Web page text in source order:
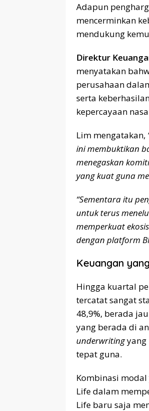
Adapun
mencerminkan
mendukung
Direktur
menyatakan
perusahaan
serta
kepercayaan
Lim mengatakan,
ini membuktikan
menegaskan
yang kuat guna
“Sementara itu
untuk terus
memperkuat
dengan platform
Keuangan
Hingga kuartal
tercatat sangat
48,9%, berada
yang berada di
underwritingyang
tepat guna.
Kombinasi
Life dalam
Life baru saja